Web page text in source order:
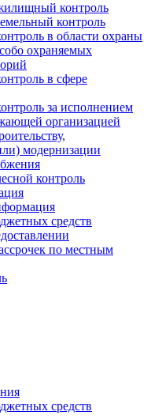
контроль
контроль
в области охраны
охраняемых
в сфере
за исполнением
организацией
модернизации
контроль
средств
по местным
средств